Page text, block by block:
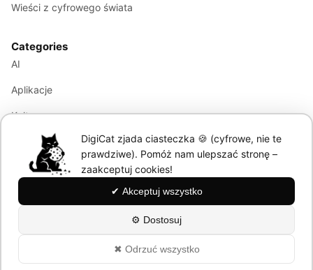
Wieści z cyfrowego świata
Categories
AI
Aplikacje
Kultura
Marketing
Modele językowe
About
Polityka Prywatności
DigiCat zjada ciasteczka 🍪 (cyfrowe, nie te
prawdziwe). Pomóż nam ulepszać stronę –
zaakceptuj cookies!
✔ Akceptuj wszystko
⚙ Dostosuj
✖ Odrzuć wszystko